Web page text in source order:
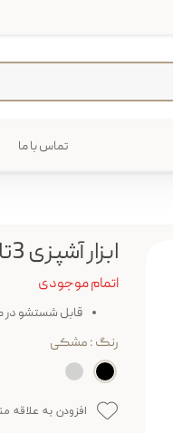
تماس با ما
ابزار آشپزی 3تایی ایکیا مدل DIREKT
اتمام موجودی
قابل شستشو در
رنگ: مشکی
افزودن به علاقه